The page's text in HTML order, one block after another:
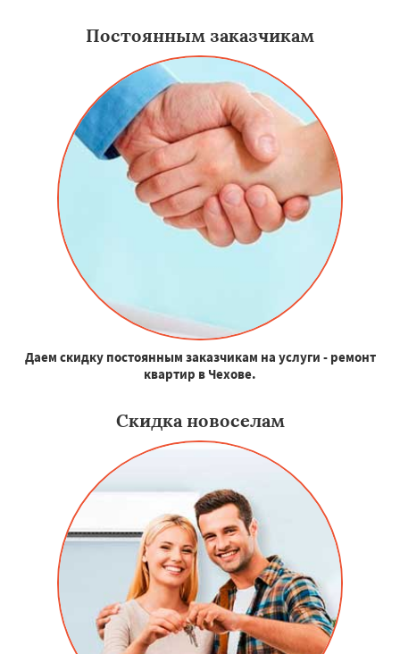
Постоянным заказчикам
Даем скидку постоянным заказчикам на услуги - ремонт
квартир в Чехове.
Скидка новоселам